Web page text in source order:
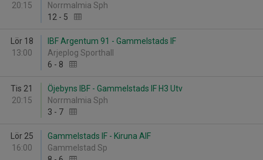
20:15
Norrmalmia Sph
12 - 5
Lör 18
13:00
IBF Argentum 91 - Gammelstads IF
Arjeplog Sporthall
6 - 8
Tis 21
20:15
Öjebyns IBF - Gammelstads IF H3 Utv
Norrmalmia Sph
3 - 7
Lör 25
16:00
Gammelstads IF - Kiruna AIF
Gammelstad Sp